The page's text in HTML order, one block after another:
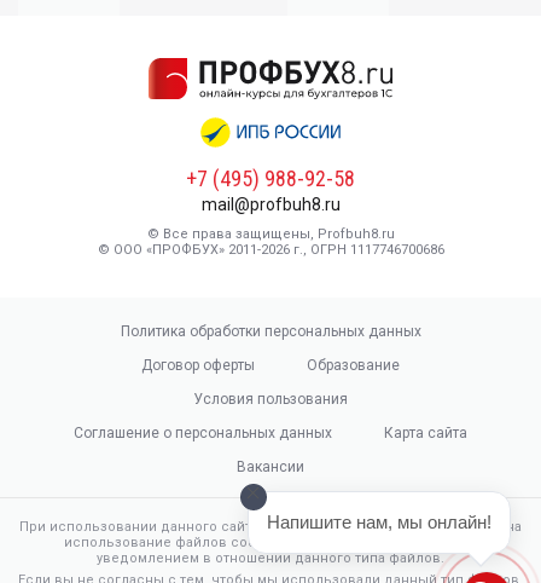
+7 (495) 988-92-58
mail@profbuh8.ru
© Все права защищены, Profbuh8.ru
© ООО «ПРОФБУХ» 2011-2026 г., ОГРН 1117746700686
Политика обработки персональных данных
Договор оферты
Образование
Условия пользования
Соглашение о персональных данных
Карта сайта
Вакансии
При использовании данного сайта, вы подтверждаете свое согласие на
использование файлов cookie в соответствии с настоящим
уведомлением в отношении данного типа файлов.
Если вы не согласны с тем, чтобы мы использовали данный тип файлов,
Напишите нам, мы онлайн!